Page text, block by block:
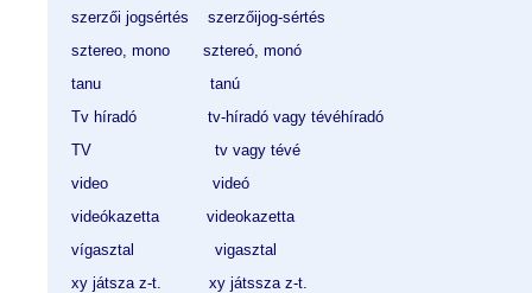
szerzői jogsértés    szerzőijog-sértés
sztereo, mono       sztereó, monó
tanu                       tanú
Tv híradó               tv-híradó vagy tévéhíradó
TV                          tv vagy tévé
video                      videó
videókazetta          videokazetta
vígasztal                 vigasztal
xy játsza z-t.          xy játssza z-t.